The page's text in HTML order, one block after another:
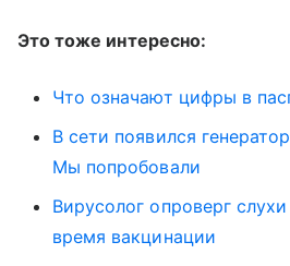
Это тоже интересно:
Что означают цифры в
В сети появился
Мы попробовали
Вирусолог опроверг
время вакцинации